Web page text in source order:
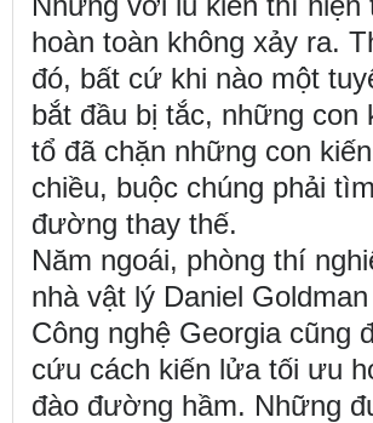
hoàn toàn không xảy ra.
đó, bất cứ khi nào một
bắt đầu bị tắc, những con
tổ đã chặn những con kiến
chiều, buộc chúng phải
đường thay thế.
Năm ngoái, phòng thí
nhà vật lý Daniel
Công nghệ Georgia cũng
cứu cách kiến lửa tối ưu
đào đường hầm. Những